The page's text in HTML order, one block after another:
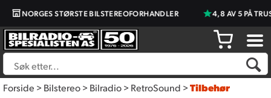
NORGES STØRSTE BILSTEREOFORHANDLER 4,8 AV 5 PÅ
Forside>Bilstereo>Bilradio>RetroSound>Tilbehør